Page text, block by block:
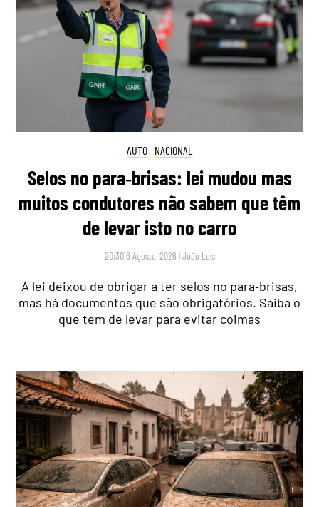
AUTO, NACIONAL
Selos no para‑brisas: lei mudou mas
muitos condutores não sabem que têm
de levar isto no carro
20:30 6 Agosto, 2026 |João Luís
A lei deixou de obrigar a ter selos no para‑brisas,
mas há documentos que são obrigatórios. Saiba o
que tem de levar para evitar coimas